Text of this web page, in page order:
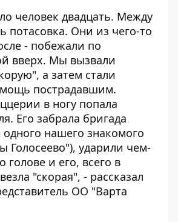
человек двадцать. Между
потасовка. Они из чего-то
- побежали по
вверх. Мы вызвали
а затем стали
пострадавшим.
в ногу попала
Его забрала бригада
нашего знакомого
Голосеево"), ударили чем-
голове и его, всего в
"скорая", - рассказал
ОО "Варта